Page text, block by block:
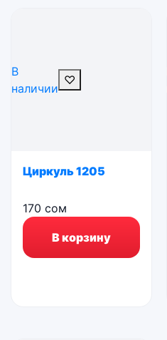
В
наличии
♡
Циркуль 1205
170 сом
В корзину